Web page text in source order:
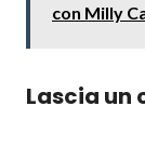
con Milly
Lascia un